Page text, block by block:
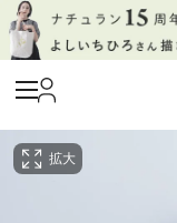
拡大